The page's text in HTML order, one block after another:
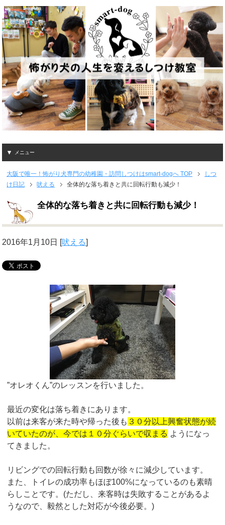
メニュー
大阪で唯一！怖がり犬専門の幼稚園・訪問しつけはsmart-dogへ TOP
しつ
け日記
吠える 全体的な落ち着きと共に回転行動も減少！
全体的な落ち着きと共に回転行動も減少！
2016年1月10日 [吠える
”オレオくん”のレッスンを行いました。
最近の変化は落ち着きにあります。
以前は来客が来た時や帰った後も ３０分以上興奮状態が続
いていたのが、今では１０分ぐらいで収まる ようになっ
てきました。
リビングでの回転行動も回数が徐々に減少しています。
また、トイレの成功率もほぼ100%になっているのも素晴
らしことです。(ただし、来客時は失敗することがあるよ
うなので、毅然とした対応が今後必要。)